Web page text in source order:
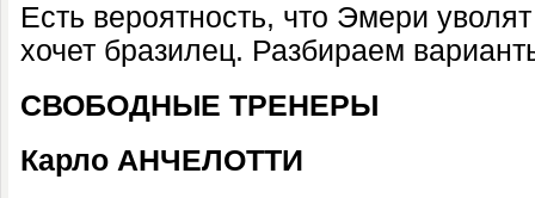
Есть вероятность, что Эмери уволят
хочет бразилец. Разбираем
СВОБОДНЫЕ ТРЕНЕРЫ
Карло АНЧЕЛОТТИ